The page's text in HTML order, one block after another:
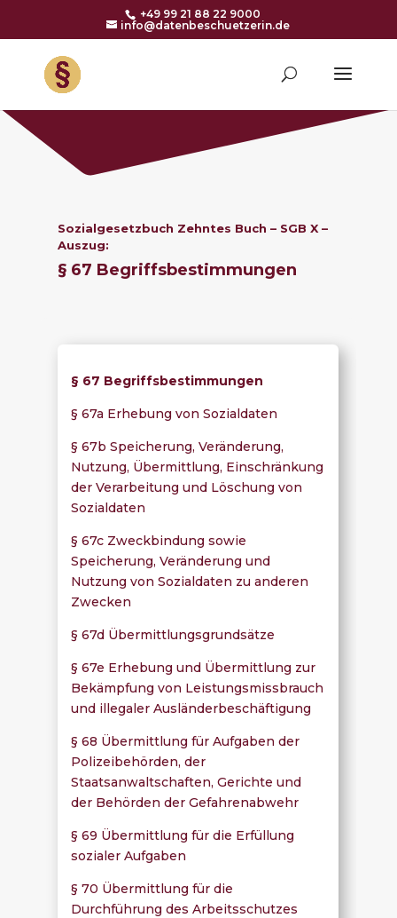
+49 99 21 88 22 9000
info@datenbeschuetzerin.de
Sozialgesetzbuch Zehntes Buch – SGB X –
Auszug:
§ 67 Begriffsbestimmungen
§ 67 Begriffsbestimmungen
§ 67a Erhebung von Sozialdaten
§ 67b Speicherung, Veränderung,
Nutzung, Übermittlung, Einschränkung
der Verarbeitung und Löschung von
Sozialdaten
§ 67c Zweckbindung sowie
Speicherung, Veränderung und
Nutzung von Sozialdaten zu anderen
Zwecken
§ 67d Übermittlungsgrundsätze
§ 67e Erhebung und Übermittlung zur
Bekämpfung von Leistungsmissbrauch
und illegaler Ausländerbeschäftigung
§ 68 Übermittlung für Aufgaben der
Polizeibehörden, der
Staatsanwaltschaften, Gerichte und
der Behörden der Gefahrenabwehr
§ 69 Übermittlung für die Erfüllung
sozialer Aufgaben
§ 70 Übermittlung für die
Durchführung des Arbeitsschutzes